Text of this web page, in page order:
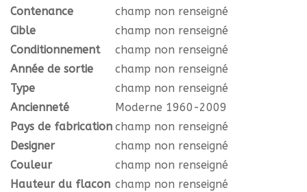
Contenance
champ non renseigné
Cible
champ non renseigné
Conditionnement
champ non renseigné
Année de sortie
champ non renseigné
Type
champ non renseigné
Ancienneté
Moderne 1960-2009
Pays de fabrication champ non renseigné
Designer
champ non renseigné
Couleur
champ non renseigné
Hauteur du flacon champ non renseigné